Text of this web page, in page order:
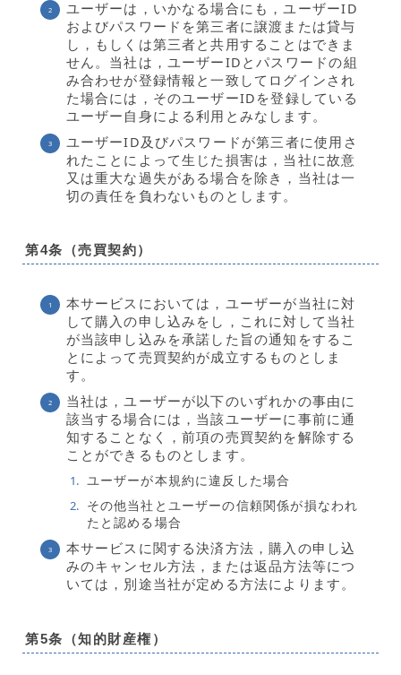
ユーザーは，いかなる場合にも，ユーザーID
およびパスワードを第三者に譲渡または貸与
し，もしくは第三者と共用することはできま
せん。当社は，ユーザーIDとパスワードの組
み合わせが登録情報と一致してログインされ
た場合には，そのユーザーIDを登録している
ユーザー自身による利用とみなします。
ユーザーID及びパスワードが第三者に使用さ
れたことによって生じた損害は，当社に故意
又は重大な過失がある場合を除き，当社は一
切の責任を負わないものとします。
第4条（売買契約）
本サービスにおいては，ユーザーが当社に対
して購入の申し込みをし，これに対して当社
が当該申し込みを承諾した旨の通知をするこ
とによって売買契約が成立するものとしま
す。
当社は，ユーザーが以下のいずれかの事由に
該当する場合には，当該ユーザーに事前に通
知することなく，前項の売買契約を解除する
ことができるものとします。
ユーザーが本規約に違反した場合
その他当社とユーザーの信頼関係が損なわれ
たと認める場合
本サービスに関する決済方法，購入の申し込
みのキャンセル方法，または返品方法等につ
いては，別途当社が定める方法によります。
第5条（知的財産権）